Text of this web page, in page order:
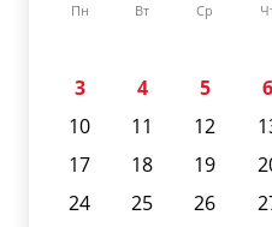
Пн Вт Ср
3
4 5 6
10
11 12
17
18 19
24
25 26